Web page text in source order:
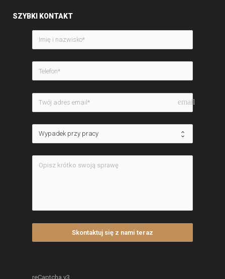
SZYBKI KONTAKT
email
Skontaktuj się z nami teraz
reCaptcha v3